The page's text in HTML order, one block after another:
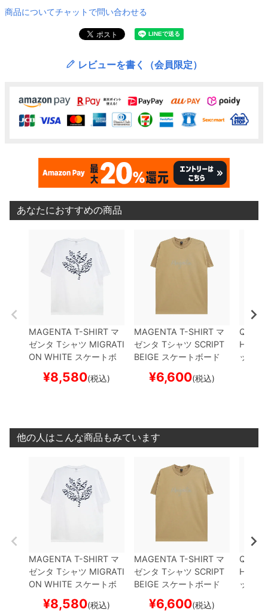
商品についてチャットで問い合わせる
レビューを書く（会員限定）
あなたにおすすめの商品
MAGENTA T-SHIRT マ
ゼンタ Tシャツ MIGRATI
ON WHITE スケートボ
¥8,580(税込)
MAGENTA T-SHIRT マ
ゼンタ Tシャツ SCRIPT
BEIGE スケートボード
¥6,600(税込)
HIRT
ックス
他の人はこんな商品もみています
MAGENTA T-SHIRT マ
ゼンタ Tシャツ MIGRATI
ON WHITE スケートボ
ード スケボー
¥8,580(税込)
MAGENTA T-SHIRT マ
ゼンタ Tシャツ SCRIPT
BEIGE スケートボード
スケボー
¥6,600(税込)
HIRT
ックス